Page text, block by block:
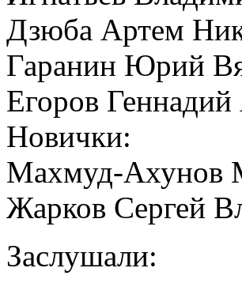
Дзюба Артем
Гаранин Юрий
Егоров
Новички:
Махмуд-Ахунов
Жарков Сергей
Заслушали: